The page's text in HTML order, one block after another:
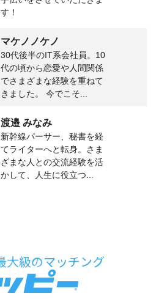
す！
マケノノケノ
30代後半のIT系会社員。10
代の頃から恋愛や人間関係
でさまざまな経験を重ねて
きました。 今でこそ...
渡邉 みなみ
新幹線パーサー、秘書を経
てライターへと転身。さま
ざまな人との交流経験を活
かして、人生に役立つ...